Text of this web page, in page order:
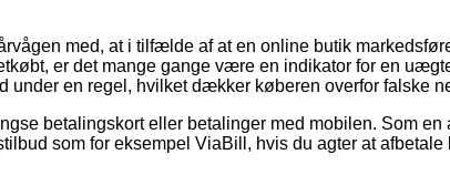
med, at i tilfælde af at en online butik
er det mange gange være en indikator for en
under en regel, hvilket dækker køberen overfor falske
betalingskort eller betalinger med mobilen. Som en
som for eksempel ViaBill, hvis du agter at afbetale